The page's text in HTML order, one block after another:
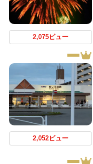
2,075ビュー
2,052ビュー